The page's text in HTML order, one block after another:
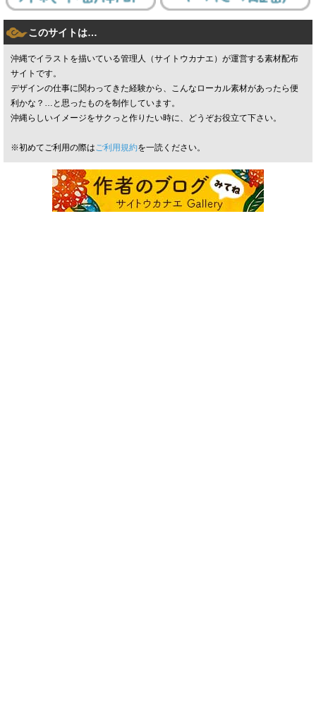
このサイトは…
沖縄でイラストを描いている管理人（サイトウカナエ）が運営する素材配布
サイトです。
デザインの仕事に関わってきた経験から、こんなローカル素材があったら便
利かな？…と思ったものを制作しています。
沖縄らしいイメージをサクっと作りたい時に、どうぞお役立て下さい。
※初めてご利用の際は ご利用規約を一読ください。